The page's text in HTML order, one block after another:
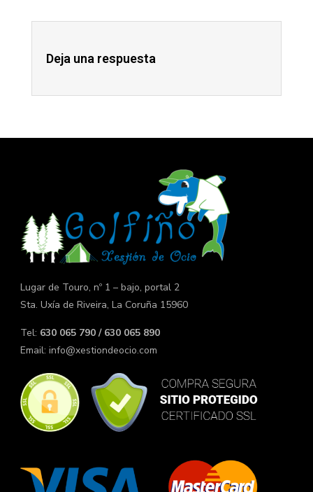
Deja una respuesta
Lugar de Touro, nº 1 – bajo, portal 2
Sta. Uxía de Riveira, La Coruña 15960
Tel: 630 065 790 / 630 065 890
Email: info@xestiondeocio.com